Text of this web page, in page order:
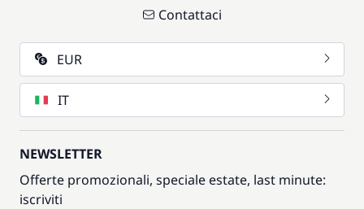
Contattaci
EUR
IT
NEWSLETTER
Offerte promozionali, speciale estate, last minute:
iscriviti